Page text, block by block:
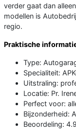
verder gaat dan
modellen is
regio.
Praktische
Type:
Specialiteit:
Uitstraling:
Locatie: Pr.
Perfect voor:
Bijzonderheid:
Beoordeling: 4.9